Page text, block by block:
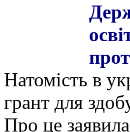
Натомість в
грант для
Про це